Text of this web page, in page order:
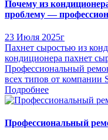
Почему из
проблему —
23 Июля 2025г
Пахнет сыростью из
кондиционера пахнет
Профессиональный
всех типов от компании
Подробнее
Профессиональный